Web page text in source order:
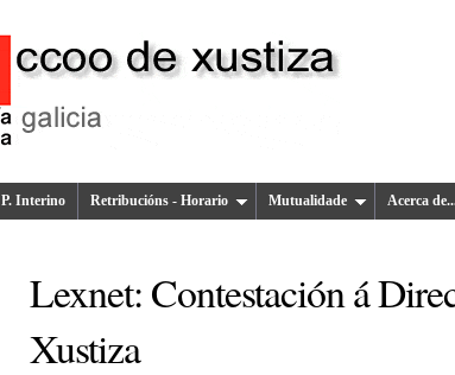
P. Interino Retribucións - Horario Mutualidade Acerca
Lexnet: Contestación á
Xustiza